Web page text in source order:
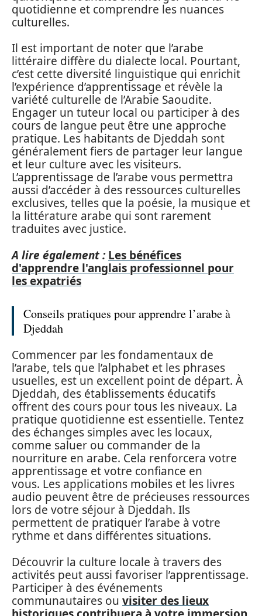
quotidienne et comprendre les nuances
culturelles.
Il est important de noter que l’arabe
littéraire diffère du dialecte local. Pourtant,
c’est cette diversité linguistique qui enrichit
l’expérience d’apprentissage et révèle la
variété culturelle de l’Arabie Saoudite.
Engager un tuteur local ou participer à des
cours de langue peut être une approche
pratique. Les habitants de Djeddah sont
généralement fiers de partager leur langue
et leur culture avec les visiteurs.
L’apprentissage de l’arabe vous permettra
aussi d’accéder à des ressources culturelles
exclusives, telles que la poésie, la musique et
la littérature arabe qui sont rarement
traduites avec justice.
A lire également : Les bénéfices
d'apprendre l'anglais professionnel pour
les expatriés
Conseils pratiques pour apprendre l’arabe à
Djeddah
Commencer par les fondamentaux de
l’arabe, tels que l’alphabet et les phrases
usuelles, est un excellent point de départ. À
Djeddah, des établissements éducatifs
offrent des cours pour tous les niveaux. La
pratique quotidienne est essentielle. Tentez
des échanges simples avec les locaux,
comme saluer ou commander de la
nourriture en arabe. Cela renforcera votre
apprentissage et votre confiance en
vous. Les applications mobiles et les livres
audio peuvent être de précieuses ressources
lors de votre séjour à Djeddah. Ils
permettent de pratiquer l’arabe à votre
rythme et dans différentes situations.
Découvrir la culture locale à travers des
activités peut aussi favoriser l’apprentissage.
Participer à des événements
communautaires ou visiter des lieux